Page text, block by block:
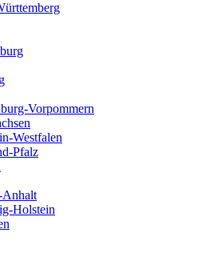
Vorpommern
Westfalen
Pfalz
Anhalt
Holstein